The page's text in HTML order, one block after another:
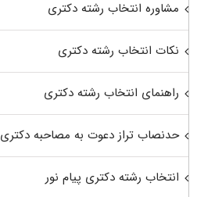
مشاوره انتخاب رشته دکتری
نکات انتخاب رشته دکتری
راهنمای انتخاب رشته دکتری
حدنصاب تراز دعوت به مصاحبه دکتری
انتخاب رشته دکتری پیام نور